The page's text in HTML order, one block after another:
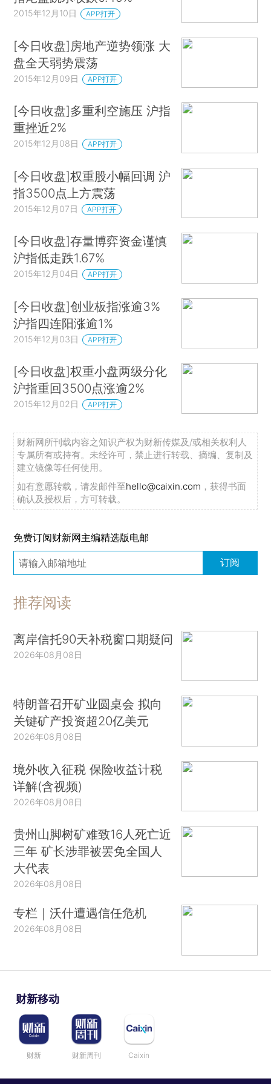
2015年12月10日 APP打开
[今日收盘]房地产逆势领涨 大
盘全天弱势震荡
2015年12月09日 APP打开
[今日收盘]多重利空施压 沪指
重挫近2%
2015年12月08日 APP打开
[今日收盘]权重股小幅回调 沪
指3500点上方震荡
2015年12月07日 APP打开
[今日收盘]存量博弈资金谨慎
沪指低走跌1.67%
2015年12月04日 APP打开
[今日收盘]创业板指涨逾3%
沪指四连阳涨逾1%
2015年12月03日 APP打开
[今日收盘]权重小盘两级分化
沪指重回3500点涨逾2%
2015年12月02日 APP打开
财新网所刊载内容之知识产权为财新传媒及/或相关权利人
专属所有或持有。未经许可，禁止进行转载、摘编、复制及
建立镜像等任何使用。
如有意愿转载，请发邮件至hello@caixin.com ，获得书面
确认及授权后，方可转载。
免费订阅财新网主编精选版电邮
订阅
推荐阅读
离岸信托90天补税窗口期疑问
2026年08月08日
特朗普召开矿业圆桌会 拟向
关键矿产投资超20亿美元
2026年08月08日
境外收入征税 保险收益计税
详解(含视频)
2026年08月08日
贵州山脚树矿难致16人死亡近
三年 矿长涉罪被罢免全国人
大代表
2026年08月08日
专栏｜沃什遭遇信任危机
2026年08月08日
财新移动
财新 财新周刊 Caixin